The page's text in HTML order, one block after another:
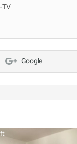
TV
Google